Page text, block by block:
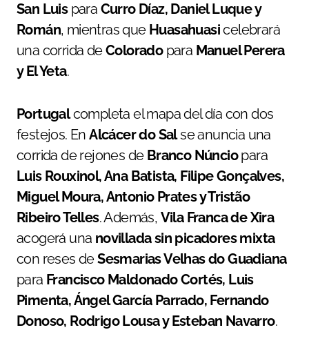
San Luispara Curro Díaz, Daniel Luque y
Román, mientras que Huasahuasicelebrará
una corrida deColoradopara Manuel Perera
y El Yeta.
Portugalcompleta el mapa del día con dos
festejos. EnAlcácer do Salse anuncia una
corrida de rejones de Branco Núnciopara
Luis Rouxinol, Ana Batista, Filipe Gonçalves,
Miguel Moura, Antonio Prates y Tristão
Ribeiro Telles. Además, Vila Franca de Xira
acogerá una novillada sin picadores mixta
con reses deSesmarias Velhas do Guadiana
para Francisco Maldonado Cortés, Luis
Pimenta, Ángel García Parrado, Fernando
Donoso, Rodrigo Lousa y Esteban Navarro.